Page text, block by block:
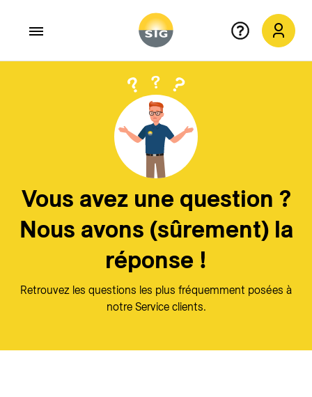
Quitter
X
Vous avez une question ?
Nous avons (sûrement) la
réponse !
Retrouvez les questions les plus fréquemment posées à
notre Service clients.